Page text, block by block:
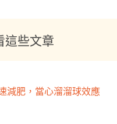
這些文章
減肥，當心溜溜球效應